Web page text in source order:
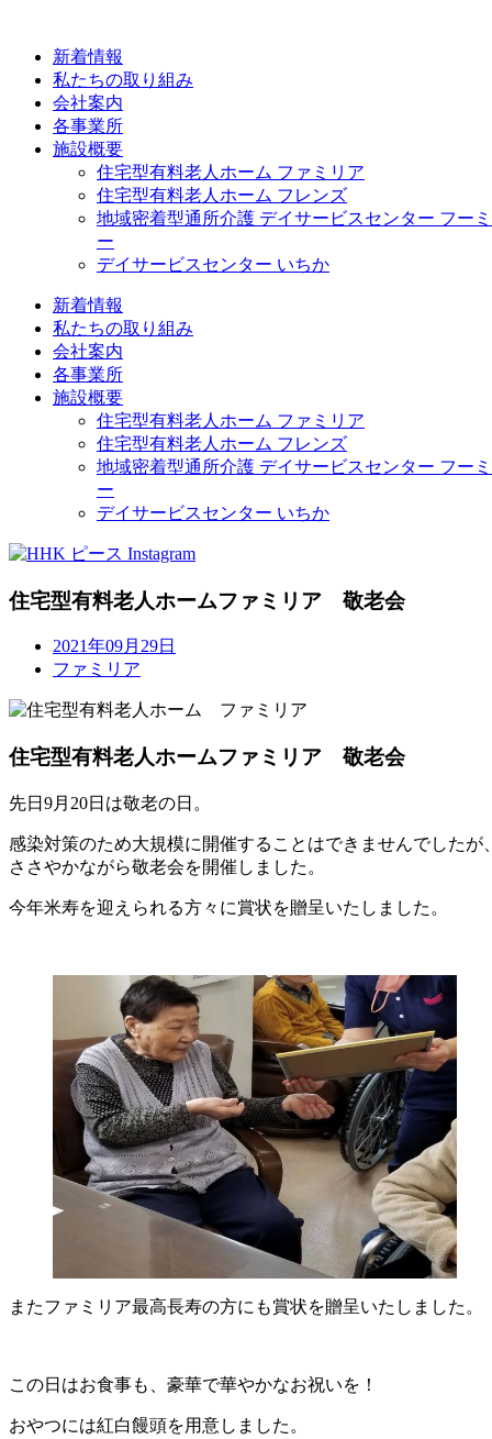
新着情報
私たちの取り組み
会社案内
各事業所
施設概要
住宅型有料老人ホーム ファミリア
住宅型有料老人ホーム フレンズ
地域密着型通所介護 デイサービスセンター フーミ
ー
デイサービスセンター いちか
新着情報
私たちの取り組み
会社案内
各事業所
施設概要
住宅型有料老人ホーム ファミリア
住宅型有料老人ホーム フレンズ
地域密着型通所介護 デイサービスセンター フーミ
ー
デイサービスセンター いちか
住宅型有料老人ホームファミリア 敬老会
2021年09月29日
ファミリア
住宅型有料老人ホームファミリア 敬老会
先日9月20日は敬老の日。
感染対策のため大規模に開催することはできませんでしたが
ささやかながら敬老会を開催しました。
今年米寿を迎えられる方々に賞状を贈呈いたしました。
またファミリア最高長寿の方にも賞状を贈呈いたしました。
この日はお食事も、豪華で華やかなお祝いを！
おやつには紅白饅頭を用意しました。